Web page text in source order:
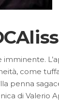
imminente.
come
penna
di Valerio